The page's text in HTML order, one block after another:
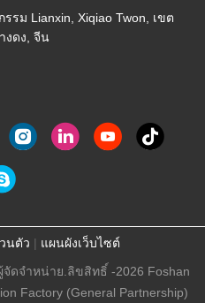
รม Lianxin, Xiqiao Twon, เขต
งดง, จีน
นตัว | แผนผังเว็บไซต์
ดจําหน่าย.ลิขสิทธิ์ -2026 Foshan
Factory (General Partnership)